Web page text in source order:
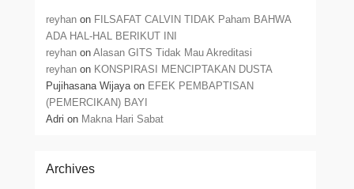
reyhan on FILSAFAT CALVIN TIDAK Paham BAHWA
ADA HAL-HAL BERIKUT INI
reyhan onAlasan GITS Tidak Mau Akreditasi
reyhan on KONSPIRASI MENCIPTAKAN DUSTA
Pujihasana Wijayaon EFEK PEMBAPTISAN
(PEMERCIKAN) BAYI
Adri on Makna Hari Sabat
Archives